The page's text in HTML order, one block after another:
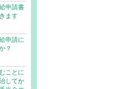
申請書
ます
申請に
？
ことに
してか